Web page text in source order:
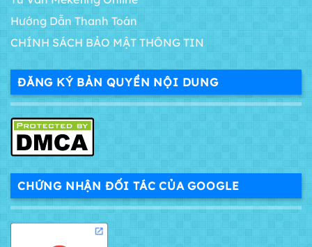
Hướng Dẫn Thanh Toán
CHÍNH SÁCH BẢO MẬT THÔNG TIN
ĐĂNG KÝ BẢN QUYỀN NỘI DUNG
CHỨNG NHẬN ĐỐI TÁC CỦA GOOGLE